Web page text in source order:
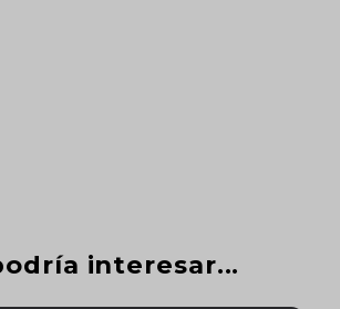
interesar...